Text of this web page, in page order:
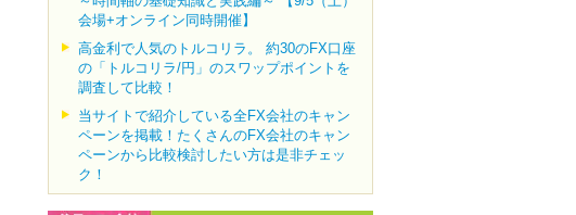
会場+オンライン同時開催】
高金利で人気のトルコリラ。 約30のFX口座
の「トルコリラ/円」のスワップポイントを
調査して比較！
当サイトで紹介している全FX会社のキャン
ペーンを掲載！たくさんのFX会社のキャン
ペーンから比較検討したい方は是非チェッ
ク！